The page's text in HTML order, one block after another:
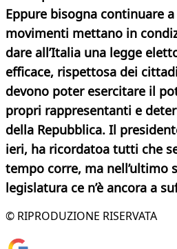
Eppure bisogna continuare
movimenti mettano in
dare all’Italia una legge
efficace, rispettosa dei
devono poter esercitare il
propri rappresentanti e
della Repubblica. Il
ieri, ha ricordatoa tutti che
tempo corre, ma nell’ultimo
legislatura ce n’è ancora a
© RIPRODUZIONE RISERVATA